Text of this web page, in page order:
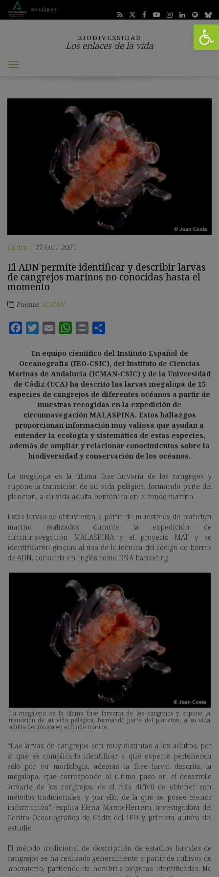
Abrir
BIODIVERSIDAD
Los enlaces de la vida
Abrir
Cádiz | 22 OCT 2021
El ADN permite identificar y describir larvas
de cangrejos marinos no conocidas hasta el
momento
Fuente: ICMAN
Un equipo científico del Instituto Español de
Oceanografía (IEO-CSIC), del Instituto de Ciencias
Marinas de Andalucía (ICMAN-CSIC) y de la Universidad
de Cádiz (UCA) ha descrito las larvas megalopa de 15
especies de cangrejos de diferentes océanos a partir de
muestras recogidas en la expedición de
circunnavegación MALASPINA. Estos hallazgos
proporcionan información muy valiosa que ayudan a
entender la ecología y sistemática de estas especies,
además de ampliar y relacionar conocimientos sobre la
biodiversidad y conservación de los océanos.
La megalopa es la última fase larvaria de los cangrejos y
supone la transición de su vida pelágica, formando parte del
plancton, a su vida adulta bentónica en el fondo marino.
Estas larvas se obtuvieron a partir de muestreos de plancton
marino realizados durante la expedición de
circunnavegación MALASPINA y el proyecto MAF y se
identificaron gracias al uso de la técnica del código de barras
de ADN, conocida en inglés como DNA barcoding.
La megalopa es la última fase larvaria de los cangrejos y supone la
transición de su vida pelágica, formando parte del plancton, a su vida
adulta bentónica en el fondo marino.
“Las larvas de cangrejos son muy distintas a los adultos, por
lo que es complicado identificar a qué especie pertenecen
solo por su morfología, además la fase larval descrita, la
megalopa, que corresponde al último paso en el desarrollo
larvario de los cangrejos, es el más difícil de obtener con
métodos tradicionales, y por ello, de la que se posee menor
información”, explica Elena Marco-Herrero, investigadora del
Centro Oceanográfico de Cádiz del IEO y primera autora del
estudio.
El método tradicional de descripción de estadios larvales de
cangrejos se ha realizado generalmente a partir de cultivos de
laboratorio, partiendo de hembras ovígeras identificadas. No